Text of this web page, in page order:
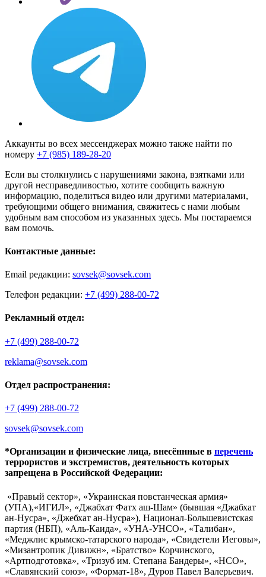
Аккаунты во всех мессенджерах можно также найти по
номеру +7 (985) 189-28-20
Если вы столкнулись с нарушениями закона, взятками или
другой несправедливостью, хотите сообщить важную
информацию, поделиться видео или другими материалами,
требующими общего внимания, свяжитесь с нами любым
удобным вам способом из указанных здесь. Мы постараемся
вам помочь.
Контактные данные:
Email редакции: sovsek@sovsek.com
Телефон редакции: +7 (499) 288-00-72
Рекламный отдел:
+7 (499) 288-00-72
reklama@sovsek.com
Отдел распространения:
+7 (499) 288-00-72
sovsek@sovsek.com
*Организации и физические лица, внесённные в перечень
террористов и экстремистов, деятельность которых
запрещена в Российской Федерации:
«Правый сектор», «Украинская повстанческая армия»
(УПА),«ИГИЛ», «Джабхат Фатх аш-Шам» (бывшая «Джабхат
ан-Нусра», «Джебхат ан-Нусра»), Национал-Большевистская
партия (НБП), «Аль-Каида», «УНА-УНСО», «Талибан»,
«Меджлис крымско-татарского народа», «Свидетели Иеговы»,
«Мизантропик Дивижн», «Братство» Корчинского,
«Артподготовка», «Тризуб им. Степана Бандеры», «НСО»,
«Славянский союз», «Формат-18», Дуров Павел Валерьевич.